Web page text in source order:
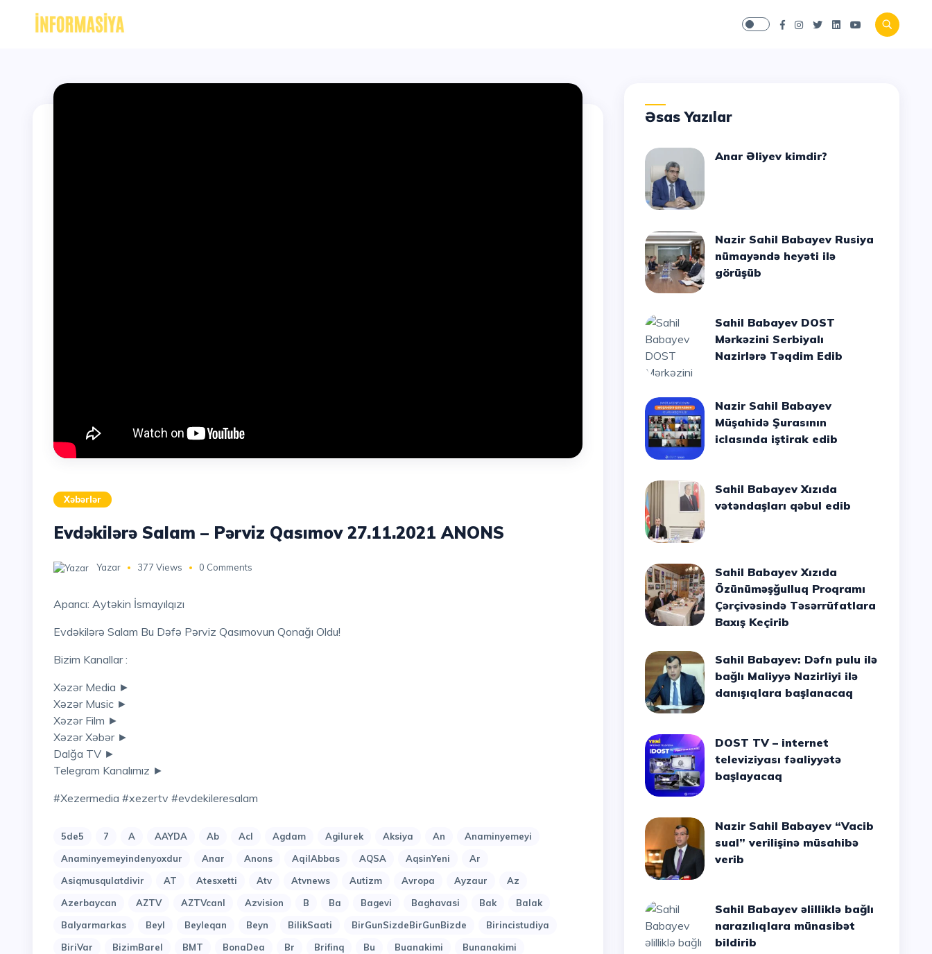
Xəbərlər
Evdəkilərə Salam – Pərviz Qasımov 27.11.2021 ANONS
Yazar 377 Views 0 Comments
Aparıcı: Aytəkin İsmayılqızı
Evdəkilərə Salam Bu Dəfə Pərviz Qasımovun Qonağı Oldu!
Bizim Kanallar :
Xəzər Media ►
Xəzər Music ►
Xəzər Film ►
Xəzər Xəbər ►
Dalğa TV ►
Telegram Kanalımız ►
#xezermedia #xezertv #evdekileresalam
5de5 7 A AAYDA Ab Acl Agdam Agilurek Aksiya An
Anaminyemeyi
Anaminyemeyindenyoxdur
Anar Anons AqilAbbas AQSA AqsinYeni
Ar
Asiqmusqulatdivir
AT Atesxetti Atv Atvnews Autizm Avropa Ayzaur
Az
Azerbaycan
AZTV AZTVcanl Azvision B Ba Bagevi Baghavasi Bak
Balak
Balyarmarkas
Beyl Beyleqan Beyn BilikSaati BirGunSizdeBirGunBizde
Birincistudiya
BiriVar
BizimBarel BMT BonaDea Br Brifinq Bu Buanakimi
Bunanakimi
Əsas Yazılar
Anar Əliyev kimdir?
Nazir Sahil Babayev Rusiya
nümayəndə heyəti ilə
görüşüb
Sahil Babayev DOST
Mərkəzini Serbiyalı
Nazirlərə Təqdim Edib
Nazir Sahil Babayev
Müşahidə Şurasının
iclasında iştirak edib
Sahil Babayev Xızıda
vətəndaşları qəbul edib
Sahil Babayev Xızıda
Özünüməşğulluq Proqramı
Çərçivəsində Təsərrüfatlara
Baxış Keçirib
Sahil Babayev: Dəfn pulu ilə
bağlı Maliyyə Nazirliyi ilə
danışıqlara başlanacaq
DOST TV – internet
televiziyası fəaliyyətə
başlayacaq
Nazir Sahil Babayev “Vacib
sual” verilişinə müsahibə
verib
Sahil Babayev əlilliklə bağlı
narazılıqlara münasibət
bildirib